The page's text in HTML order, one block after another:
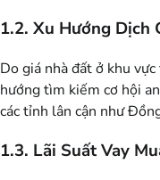
1.2. Xu Hướng Dịch
Do giá nhà đất ở khu
hướng tìm kiếm cơ hội
các tỉnh lân cận như
1.3. Lãi Suất Vay